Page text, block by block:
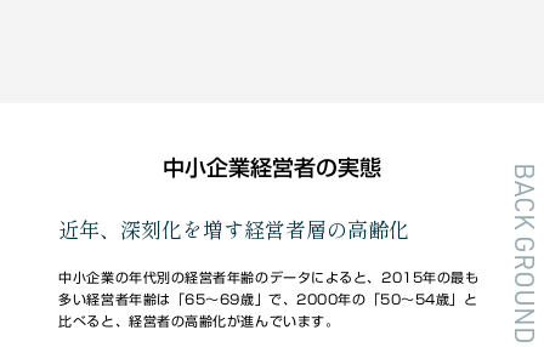
BACK GROUND
中小企業経営者の実態
近年、深刻化を増す経営者層の高齢化
中小企業の年代別の経営者年齢のデータによると、2015年の最も
多い経営者年齢は「65～69歳」で、2000年の「50～54歳」と
比べると、経営者の高齢化が進んでいます。